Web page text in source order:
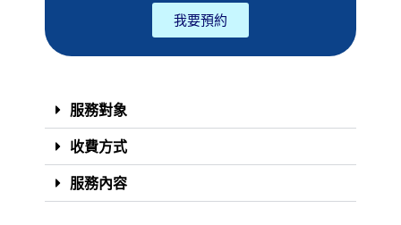
我要預約
服務對象
收費方式
服務內容